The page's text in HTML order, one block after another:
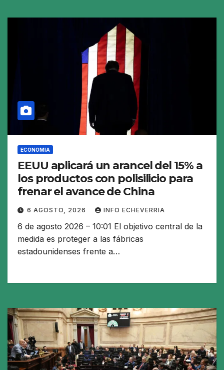
ECONOMIA
EEUU aplicará un arancel del 15% a
los productos con polisilicio para
frenar el avance de China
6 AGOSTO, 2026 INFO ECHEVERRIA
6 de agosto 2026 – 10:01 El objetivo central de la
medida es proteger a las fábricas
estadounidenses frente a…